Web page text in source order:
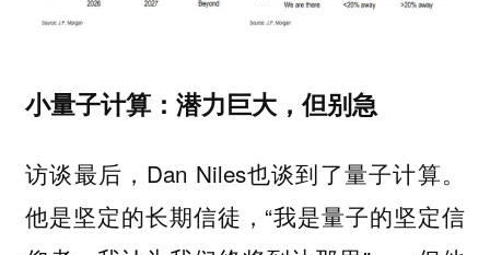
小量子计算：潜力巨大，但别急
访谈最后，Dan Niles也谈到了量子计算。
他是坚定的长期信徒，“我是量子的坚定信